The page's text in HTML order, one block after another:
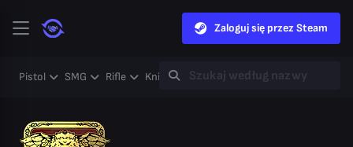
Zaloguj się przez Steam
Pistol SMG Rifle Knife Gloves Heavy Case